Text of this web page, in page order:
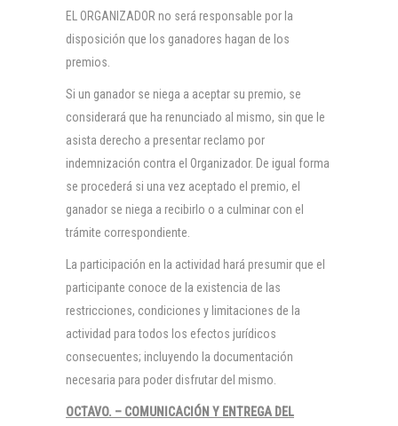
EL ORGANIZADOR no será responsable por la
disposición que los ganadores hagan de los
premios.
Si un ganador se niega a aceptar su premio, se
considerará que ha renunciado al mismo, sin que le
asista derecho a presentar reclamo por
indemnización contra el Organizador. De igual forma
se procederá si una vez aceptado el premio, el
ganador se niega a recibirlo o a culminar con el
trámite correspondiente.
La participación en la actividad hará presumir que el
participante conoce de la existencia de las
restricciones, condiciones y limitaciones de la
actividad para todos los efectos jurídicos
consecuentes; incluyendo la documentación
necesaria para poder disfrutar del mismo.
OCTAVO. – COMUNICACIÓN Y ENTREGA DEL